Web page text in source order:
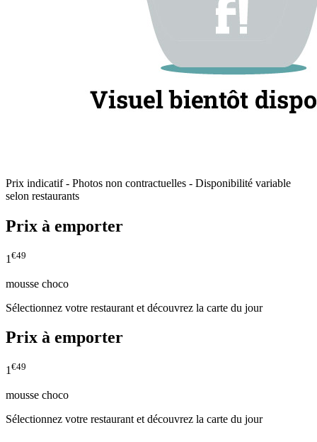
Prix indicatif - Photos non contractuelles - Disponibilité variable
selon restaurants
Prix à emporter
1€49
mousse choco
Sélectionnez votre restaurant et découvrez la carte du jour
Prix à emporter
1€49
mousse choco
Sélectionnez votre restaurant et découvrez la carte du jour